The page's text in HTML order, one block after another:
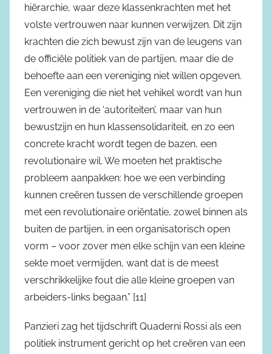
hiërarchie, waar deze klassenkrachten met het
volste vertrouwen naar kunnen verwijzen. Dit zijn
krachten die zich bewust zijn van de leugens van
de officiële politiek van de partijen, maar die de
behoefte aan een vereniging niet willen opgeven.
Een vereniging die niet het vehikel wordt van hun
vertrouwen in de ‘autoriteiten’, maar van hun
bewustzijn en hun klassensolidariteit, en zo een
concrete kracht wordt tegen de bazen, een
revolutionaire wil. We moeten het praktische
probleem aanpakken: hoe we een verbinding
kunnen creëren tussen de verschillende groepen
met een revolutionaire oriëntatie, zowel binnen als
buiten de partijen, in een organisatorisch open
vorm – voor zover men elke schijn van een kleine
sekte moet vermijden, want dat is de meest
verschrikkelijke fout die alle kleine groepen van
arbeiders-links begaan.” [11]
Panzieri zag het tijdschrift Quaderni Rossi als een
politiek instrument gericht op het creëren van een